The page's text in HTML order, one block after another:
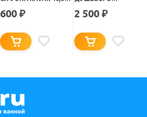
600 ₽
BASIC 90 (X01308)
2 500 ₽